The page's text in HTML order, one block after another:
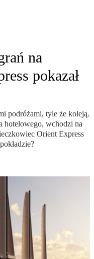
na
pokazał
podróżami, tyle że koleją.
hotelowego, wchodzi na
Orient Express